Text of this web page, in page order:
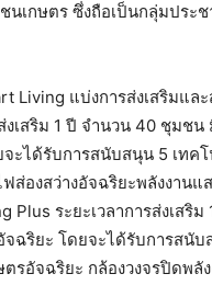
นเกษตร ซึ่งถือเป็นกลุ่มประ
Living แบ่งการส่งเสริมแ
งเสริม 1 ปี จำนวน 40 ชุม
จะได้รับการสนับสนุน 5 เท
ส่องสว่างอัจฉริยะพลังงาน
Plus ระยะเวลาการส่งเส
ฉริยะ โดยจะได้รับการส
ตรอัจฉริยะ กล้องวงจรปิดพ